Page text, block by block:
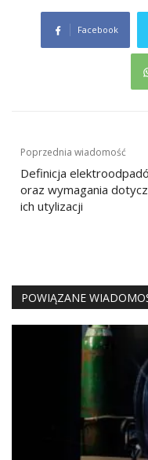
Facebook
Nawigacja
wpisu
Poprzednia wiadomość
Definicja
oraz wymagania
ich utylizacji
POWIĄZANE